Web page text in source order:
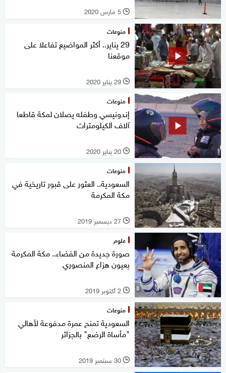
l 5 مارس 2020
منوعات
29 يناير.. أكثر المواضيع تفاعلا على
موقعنا
l 29 يناير 2020
منوعات
إندونيسي وطفله يصلان لمكة قاطعا
آلاف الكيلومترات
l 20 يناير 2020
منوعات
السعودية.. العثور على قبور تاريخية في
مكة المكرمة
l 27 ديسمبر 2019
علوم
صورة جديدة من الفضاء.. مكة المكرمة
بعيون هزاع المنصوري
l 2 أكتوبر 2019
منوعات
السعودية تمنح عمرة مدفوعة لأهالي
"مأساة الرضع" بالجزائر
l 30 سبتمبر 2019